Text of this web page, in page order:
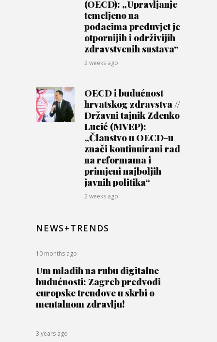
(OECD): „Upravljanje
temeljeno na
podacima preduvjet je
otpornijih i održivijih
zdravstvenih sustava“
2 weeks ago
OECD i budućnost
hrvatskog zdravstva //
Državni tajnik Zdenko
Lucić (MVEP):
„Članstvo u OECD-u
znači kontinuirani rad
na reformama i
primjeni najboljih
javnih politika“
2 weeks ago
NEWS+TRENDS
10 months ago
Um mladih na rubu digitalne
budućnosti: Zagreb predvodi
europske trendove u skrbi o
mentalnom zdravlju!
3 years ago